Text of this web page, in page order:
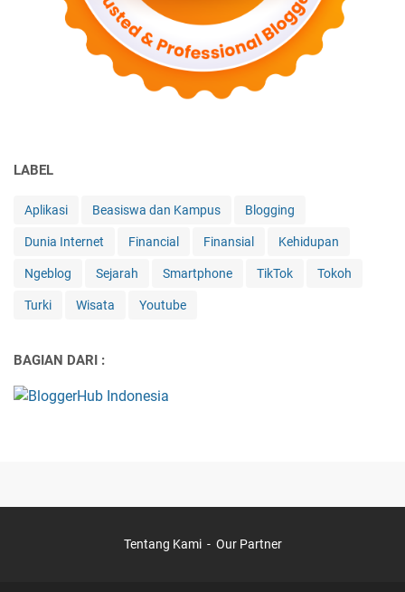
LABEL
Aplikasi Beasiswa dan Kampus Blogging
Dunia Internet Financial Finansial Kehidupan
Ngeblog Sejarah Smartphone TikTok Tokoh
Turki Wisata Youtube
BAGIAN DARI :
Tentang Kami Our Partner